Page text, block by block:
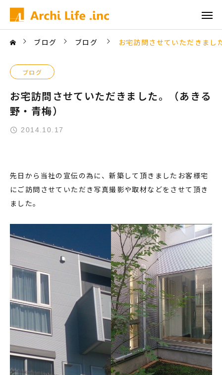
ブログ ブログ お宅訪問させていただきまし
ブログ
お宅訪問させていただきました。（あきる
野・青梅）
2014.10.17
先日から当社の宣伝の為に、新築して頂きましたお客様宅
にご訪問させていただき写真撮影や取材などをさせて頂き
ました。